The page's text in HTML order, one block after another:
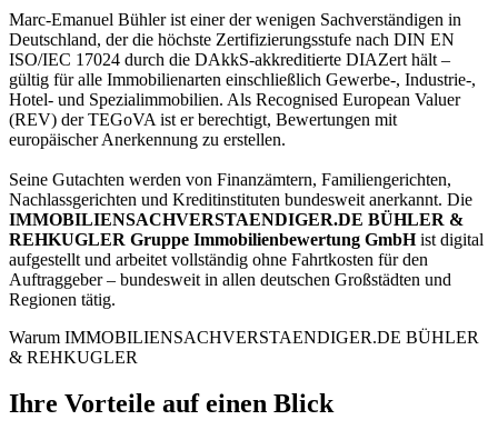
Marc-Emanuel Bühler ist einer der wenigen Sachverständigen in
Deutschland, der die höchste Zertifizierungsstufe nach DIN EN
ISO/IEC 17024 durch die DAkkS-akkreditierte DIAZert hält –
gültig für alle Immobilienarten einschließlich Gewerbe-, Industrie-,
Hotel- und Spezialimmobilien. Als Recognised European Valuer
(REV) der TEGoVA ist er berechtigt, Bewertungen mit
europäischer Anerkennung zu erstellen.
Seine Gutachten werden von Finanzämtern, Familiengerichten,
Nachlassgerichten und Kreditinstituten bundesweit anerkannt. Die
IMMOBILIENSACHVERSTAENDIGER.DE BÜHLER &
REHKUGLER Gruppe Immobilienbewertung GmbHist digital
aufgestellt und arbeitet vollständig ohne Fahrtkosten für den
Auftraggeber – bundesweit in allen deutschen Großstädten und
Regionen tätig.
Warum IMMOBILIENSACHVERSTAENDIGER.DE BÜHLER
& REHKUGLER
Ihre Vorteile auf einen Blick